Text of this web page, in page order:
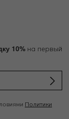
10% на первый
Политики